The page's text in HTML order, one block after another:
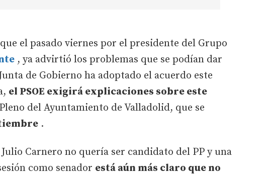
el pasado viernes por el presidente del Grupo
, ya advirtió los problemas que se podían dar
de Gobierno ha adoptado el acuerdo este
el PSOE exigirá explicaciones sobre este
del Ayuntamiento de Valladolid, que se
.
Julio Carnero no quería ser candidato del PP y una
como senador está aún más claro que no